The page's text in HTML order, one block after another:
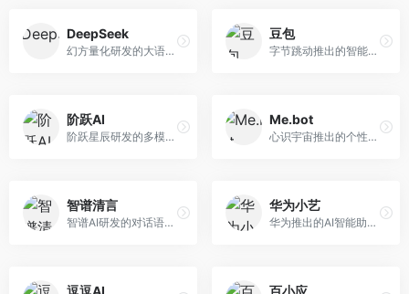
DeepSeek
幻方量化研发的大语言模型平台，专注于深度推理和代码生成能力。面向开发者、研究人员和技术爱好者，提供强大的逻辑推理和数学计算功能，开源生态完善，API接口友好。
豆包
字节跳动推出的智能对话助手平台，提供文本创作、知识问答、英语学习等多种AI服务。面向普通用户和内容创作者，支持多轮对话和文件解析，免费使用，响应速度快，中文理解能力强。
阶跃AI
阶跃星辰研发的多模态大模型平台，支持文本、图像、视频的综合理解与生成。面向创作者和企业客户，提供内容创作、智能分析等服务，多模态能力突出。
Me.bot
心识宇宙推出的个性化AI伴侣，专注于情感交互和个人助理服务。面向个人用户，支持日程管理、情感陪伴、知识问答等功能，交互体验人性化。
智谱清言
智谱AI研发的对话语言模型，支持中英双语交互。面向中文用户和开发者，提供知识问答、代码编写、文档解读等服务，开源生态完善，学术研究背景深厚。
华为小艺
华为推出的AI智能助手网页端，深度整合鸿蒙生态和华为云服务。面向华为设备用户，支持语音交互、智能问答、设备控制等功能，与华为硬件生态无缝衔接。
逗逗AI 百小应